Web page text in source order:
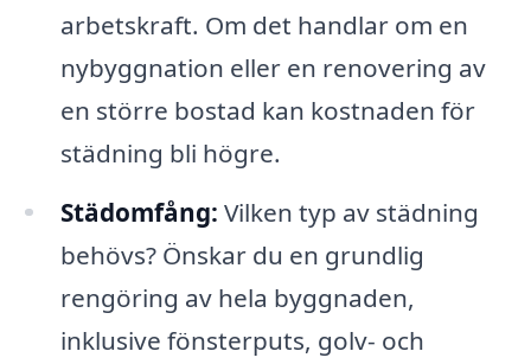
arbetskraft. Om det handlar om en
nybyggnation eller en renovering av
en större bostad kan kostnaden för
städning bli högre.
Städomfång: Vilken typ av städning
behövs? Önskar du en grundlig
rengöring av hela byggnaden,
inklusive fönsterputs, golv- och